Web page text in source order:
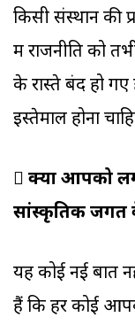
किसी संस्थान की
में राजनीति को
के रास्ते बंद हो
इस्तेमाल होना
 क्या आपको
सांस्कृतिक जगत
यह कोई नई बात
हैं कि हर कोई